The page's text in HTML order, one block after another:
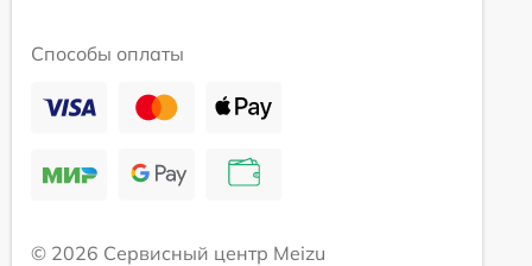
Способы оплаты
© 2026 Сервисный центр Meizu